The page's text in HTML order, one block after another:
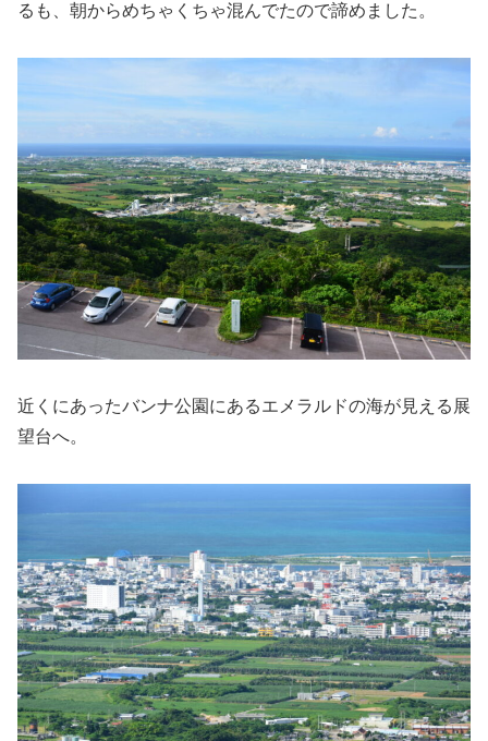
るも、朝からめちゃくちゃ混んでたので諦めました。
近くにあったバンナ公園にあるエメラルドの海が見える展
望台へ。